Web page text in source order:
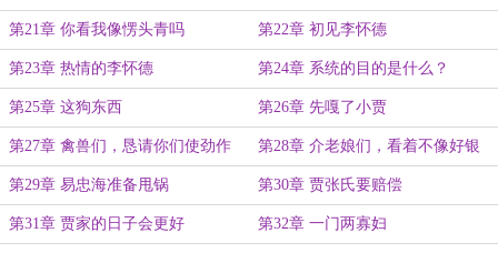
第21章 你看我像愣头青吗 第22章 初见李怀德
第23章 热情的李怀德 第24章 系统的目的是什么？
第25章 这狗东西 第26章 先嘎了小贾
第27章 禽兽们，恳请你们使劲作
吧！
第28章 介老娘们，看着不像好银
呐！
第29章 易忠海准备甩锅 第30章 贾张氏要赔偿
第31章 贾家的日子会更好 第32章 一门两寡妇